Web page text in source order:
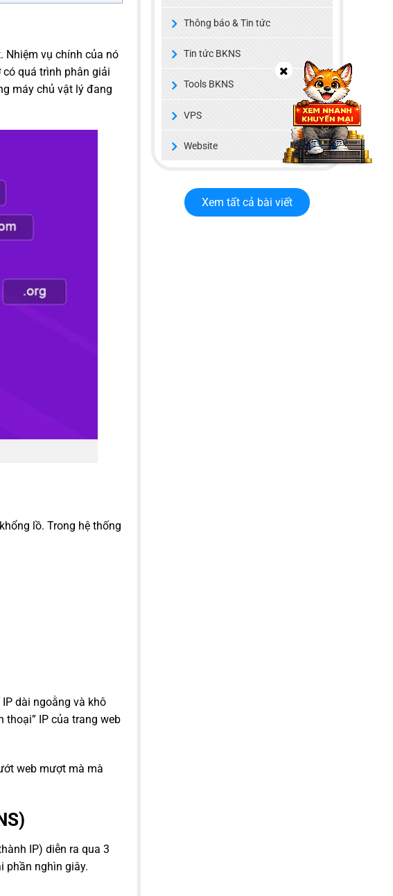
Nhiệm vụ chính của nó
có quá trình phân giải
máy chủ vật lý đang
lồ. Trong hệ thống
dài ngoằng và khô
thoại” IP của trang web
web mượt mà mà
IP) diễn ra qua 3
phần nghìn giây.
Thông báo & Tin tức
Tin tức BKNS
Tools BKNS
VPS
Website
Xem tất cả bài viết